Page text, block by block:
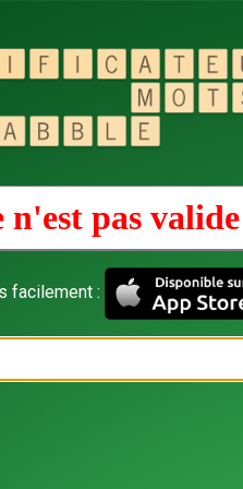
pas
facilement :